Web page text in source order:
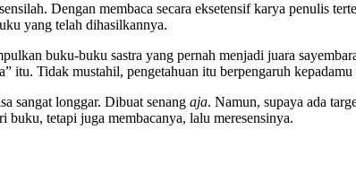
Dengan membaca secara eksetensif karya penulis
yang telah dihasilkannya.
buku-buku sastra yang pernah menjadi juara
itu. Tidak mustahil, pengetahuan itu berpengaruh kepadamu
sangat longgar. Dibuat senang aja. Namun, supaya ada
buku, tetapi juga membacanya, lalu meresensinya.